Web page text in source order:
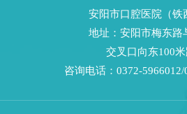
安阳市口腔医院（铁
地址：安阳市梅东路
交叉口向东100
咨询电话：0372-5966012/